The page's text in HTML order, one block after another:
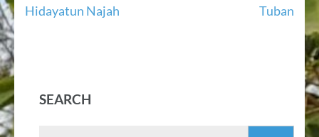
Hidayatun Najah
Tuban
SEARCH